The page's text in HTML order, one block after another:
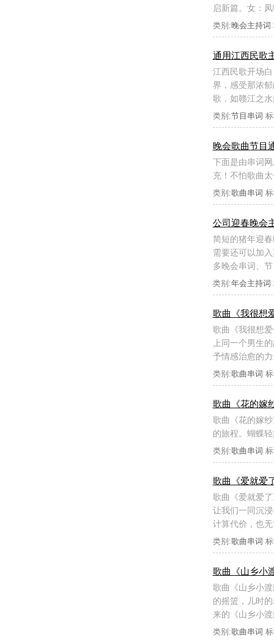
启新篇。女：
类别:晚会主持词
通用江西民歌
江西民歌开场
界，感受那浓
歌，如赣江之
类别:节目串词 标
晚会歌曲节目
下面是由串词
充！不怕歌曲
类别:歌曲串词 标
公司迎春晚会
简短的猪年迎
需要还可以加
多晚会串词、
类别:年会主持词
歌曲《我很想
歌曲《我很想
上同一个男生
予情感治愈的力
类别:歌曲串词 标
歌曲《花的嫁
歌曲《花的嫁
的旅程。蝴蝶
类别:歌曲串词 标
歌曲《爱就爱
歌曲《爱就爱
让我们一同沉
计算代价，也
类别:歌曲串词 标
歌曲《山乡小
歌曲《山乡小
的摇篮，儿时
来的《山乡小渡
类别:歌曲串词 标